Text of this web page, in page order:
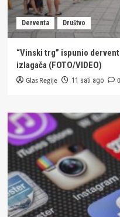
Derventa Društvo
“Vinski trg” ispunio
izlagača (FOTO/VIDEO)
Glas Regije 11 sati ago 0